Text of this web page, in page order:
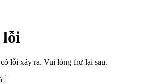
lỗi
lỗi xảy ra. Vui lòng thử lại sau.